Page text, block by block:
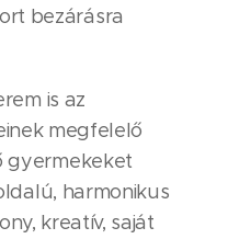
bezárásra
is az
megfelelő
gyermekeket
harmonikus
kreatív, saját